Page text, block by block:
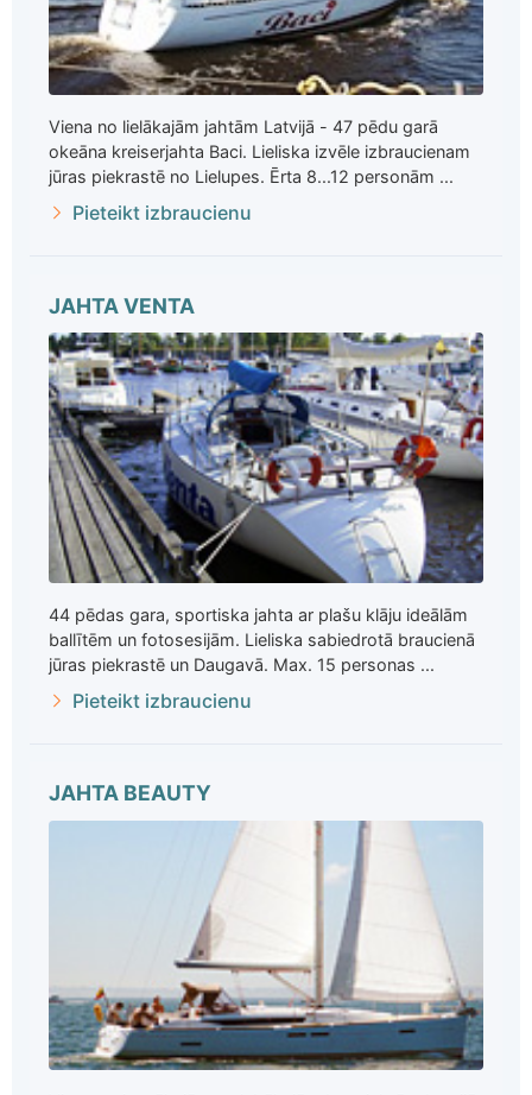
Viena no lielākajām jahtām Latvijā - 47 pēdu garā
okeāna kreiserjahta Baci. Lieliska izvēle izbraucienam
jūras piekrastē no Lielupes. Ērta 8...12 personām ...
Pieteikt izbraucienu
JAHTA VENTA
44 pēdas gara, sportiska jahta ar plašu klāju ideālām
ballītēm un fotosesijām. Lieliska sabiedrotā braucienā
jūras piekrastē un Daugavā. Max. 15 personas ...
Pieteikt izbraucienu
JAHTA BEAUTY